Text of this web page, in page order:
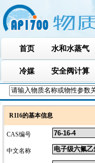
首页 水和水蒸气
冷媒 安全阀计算
R116的基本信息
CAS编号
中文名称